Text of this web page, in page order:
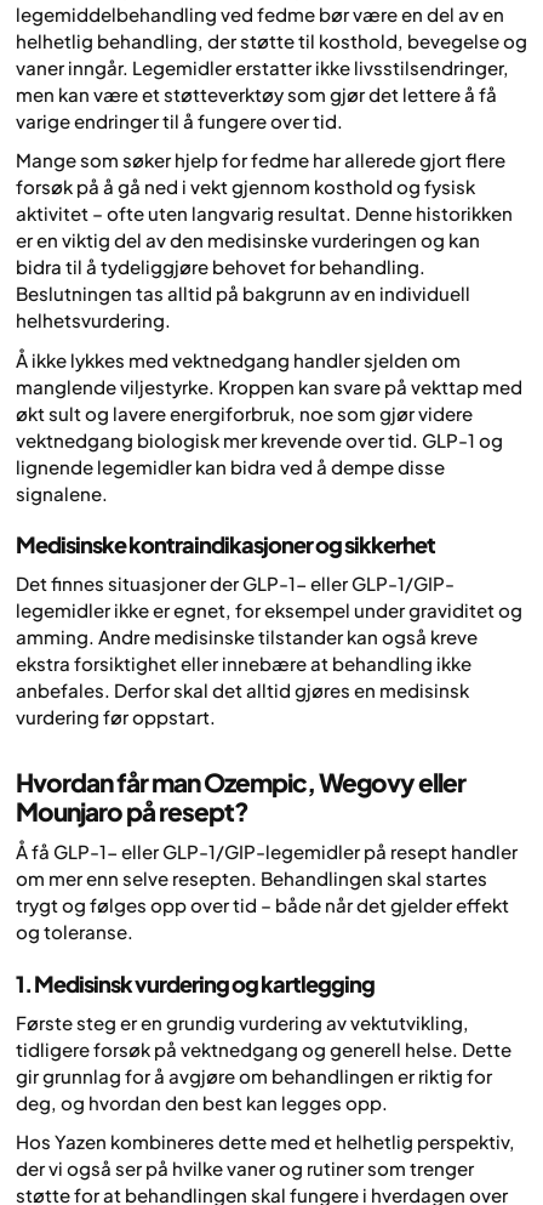
legemiddelbehandling ved fedme bør være en del av en
helhetlig behandling, der støtte til kosthold, bevegelse og
vaner inngår. Legemidler erstatter ikke livsstilsendringer,
men kan være et støtteverktøy som gjør det lettere å få
varige endringer til å fungere over tid.
Mange som søker hjelp for fedme har allerede gjort flere
forsøk på å gå ned i vekt gjennom kosthold og fysisk
aktivitet – ofte uten langvarig resultat. Denne historikken
er en viktig del av den medisinske vurderingen og kan
bidra til å tydeliggjøre behovet for behandling.
Beslutningen tas alltid på bakgrunn av en individuell
helhetsvurdering.
Å ikke lykkes med vektnedgang handler sjelden om
manglende viljestyrke. Kroppen kan svare på vekttap med
økt sult og lavere energiforbruk, noe som gjør videre
vektnedgang biologisk mer krevende over tid. GLP-1 og
lignende legemidler kan bidra ved å dempe disse
signalene.
Medisinske kontraindikasjoner og sikkerhet
Det finnes situasjoner der GLP-1- eller GLP-1/GIP-
legemidler ikke er egnet, for eksempel under graviditet og
amming. Andre medisinske tilstander kan også kreve
ekstra forsiktighet eller innebære at behandling ikke
anbefales. Derfor skal det alltid gjøres en medisinsk
vurdering før oppstart.
Hvordan får man Ozempic, Wegovy eller
Mounjaro på resept?
Å få GLP-1- eller GLP-1/GIP-legemidler på resept handler
om mer enn selve resepten. Behandlingen skal startes
trygt og følges opp over tid – både når det gjelder effekt
og toleranse.
1. Medisinsk vurdering og kartlegging
Første steg er en grundig vurdering av vektutvikling,
tidligere forsøk på vektnedgang og generell helse. Dette
gir grunnlag for å avgjøre om behandlingen er riktig for
deg, og hvordan den best kan legges opp.
Hos Yazen kombineres dette med et helhetlig perspektiv,
der vi også ser på hvilke vaner og rutiner som trenger
støtte for at behandlingen skal fungere i hverdagen over